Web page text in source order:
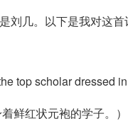
刘几。以下是我对这
top scholar dressed
鲜红状元袍的学子。）